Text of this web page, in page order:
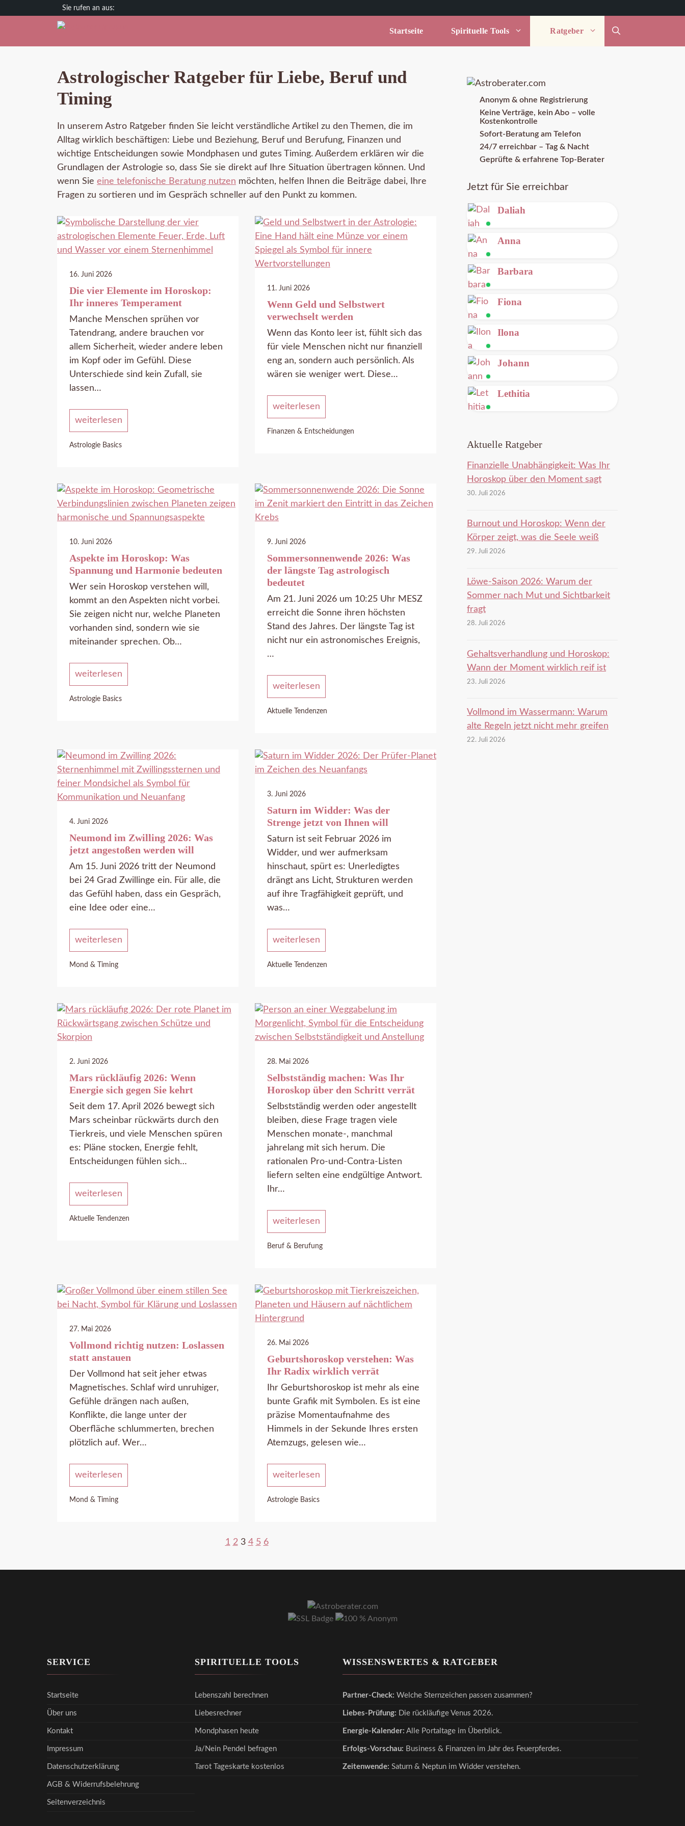
Deutschland
Österreich
Schweiz
Startseite Spirituelle Tools Ratgeber
Astrologischer Ratgeber für Liebe, Beruf und
Timing
In unserem Astro Ratgeber finden Sie leicht verständliche Artikel zu den Themen, die im
Alltag wirklich beschäftigen: Liebe und Beziehung, Beruf und Berufung, Finanzen und
wichtige Entscheidungen sowie Mondphasen und gutes Timing. Außerdem erklären wir die
Grundlagen der Astrologie so, dass Sie sie direkt auf Ihre Situation übertragen können. Und
wenn Sie eine telefonische Beratung nutzen möchten, helfen Ihnen die Beiträge dabei, Ihre
Fragen zu sortieren und im Gespräch schneller auf den Punkt zu kommen.
16. Juni 2026
Die vier Elemente im Horoskop:
Ihr inneres Temperament
Manche Menschen sprühen vor
Tatendrang, andere brauchen vor
allem Sicherheit, wieder andere leben
im Kopf oder im Gefühl. Diese
Unterschiede sind kein Zufall, sie
lassen…
weiterlesen
Astrologie Basics
11. Juni 2026
Wenn Geld und Selbstwert
verwechselt werden
Wenn das Konto leer ist, fühlt sich das
für viele Menschen nicht nur finanziell
eng an, sondern auch persönlich. Als
wären sie weniger wert. Diese…
weiterlesen
Finanzen & Entscheidungen
10. Juni 2026
Aspekte im Horoskop: Was
Spannung und Harmonie bedeuten
Wer sein Horoskop verstehen will,
kommt an den Aspekten nicht vorbei.
Sie zeigen nicht nur, welche Planeten
vorhanden sind, sondern wie sie
miteinander sprechen. Ob…
weiterlesen
Astrologie Basics
9. Juni 2026
Sommersonnenwende 2026: Was
der längste Tag astrologisch
bedeutet
Am 21. Juni 2026 um 10:25 Uhr MESZ
erreicht die Sonne ihren höchsten
Stand des Jahres. Der längste Tag ist
nicht nur ein astronomisches Ereignis,
…
weiterlesen
Aktuelle Tendenzen
4. Juni 2026
Neumond im Zwilling 2026: Was
jetzt angestoßen werden will
Am 15. Juni 2026 tritt der Neumond
bei 24 Grad Zwillinge ein. Für alle, die
das Gefühl haben, dass ein Gespräch,
eine Idee oder eine…
weiterlesen
Mond & Timing
3. Juni 2026
Saturn im Widder: Was der
Strenge jetzt von Ihnen will
Saturn ist seit Februar 2026 im
Widder, und wer aufmerksam
hinschaut, spürt es: Unerledigtes
drängt ans Licht, Strukturen werden
auf ihre Tragfähigkeit geprüft, und
was…
weiterlesen
Aktuelle Tendenzen
2. Juni 2026
Mars rückläufig 2026: Wenn
Energie sich gegen Sie kehrt
Seit dem 17. April 2026 bewegt sich
Mars scheinbar rückwärts durch den
Tierkreis, und viele Menschen spüren
es: Pläne stocken, Energie fehlt,
Entscheidungen fühlen sich…
weiterlesen
Aktuelle Tendenzen
28. Mai 2026
Selbstständig machen: Was Ihr
Horoskop über den Schritt verrät
Selbstständig werden oder angestellt
bleiben, diese Frage tragen viele
Menschen monate-, manchmal
jahrelang mit sich herum. Die
rationalen Pro-und-Contra-Listen
liefern selten eine endgültige Antwort.
Ihr…
weiterlesen
Beruf & Berufung
27. Mai 2026
Vollmond richtig nutzen: Loslassen
statt anstauen
Der Vollmond hat seit jeher etwas
Magnetisches. Schlaf wird unruhiger,
Gefühle drängen nach außen,
Konflikte, die lange unter der
Oberfläche schlummerten, brechen
plötzlich auf. Wer…
weiterlesen
Mond & Timing
26. Mai 2026
Geburtshoroskop verstehen: Was
Ihr Radix wirklich verrät
Ihr Geburtshoroskop ist mehr als eine
bunte Grafik mit Symbolen. Es ist eine
präzise Momentaufnahme des
Himmels in der Sekunde Ihres ersten
Atemzugs, gelesen wie…
weiterlesen
Astrologie Basics
1 2 3 4 5 6
Anonym & ohne Registrierung
Keine Verträge, kein Abo – volle
Kostenkontrolle
Sofort-Beratung am Telefon
24/7 erreichbar – Tag & Nacht
Geprüfte & erfahrene Top-Berater
Jetzt für Sie erreichbar
Leitung
Daliah
Leitung
Anna
Leitung
Barbara
Leitung
Fiona
Leitung
Ilona
Leitung
Johann
Lethitia
Aktuelle Ratgeber
Finanzielle Unabhängigkeit: Was Ihr
Horoskop über den Moment sagt
30. Juli 2026
Burnout und Horoskop: Wenn der
Körper zeigt, was die Seele weiß
29. Juli 2026
Löwe-Saison 2026: Warum der
Sommer nach Mut und Sichtbarkeit
fragt
28. Juli 2026
Gehaltsverhandlung und Horoskop:
Wann der Moment wirklich reif ist
23. Juli 2026
Vollmond im Wassermann: Warum
alte Regeln jetzt nicht mehr greifen
22. Juli 2026
SERVICE
Startseite
Über uns
Kontakt
Impressum
Datenschutzerklärung
AGB & Widerrufsbelehrung
Seitenverzeichnis
SPIRITUELLE TOOLS
Lebenszahl berechnen
Liebesrechner
Mondphasen heute
Ja/Nein Pendel befragen
Tarot Tageskarte kostenlos
WISSENSWERTES & RATGEBER
Partner-Check: Welche Sternzeichen passen zusammen?
Liebes-Prüfung: Die rückläufige Venus 2026.
Energie-Kalender: Alle Portaltage im Überblick.
Erfolgs-Vorschau: Business & Finanzen im Jahr des Feuerpferdes.
Zeitenwende: Saturn & Neptun im Widder verstehen.